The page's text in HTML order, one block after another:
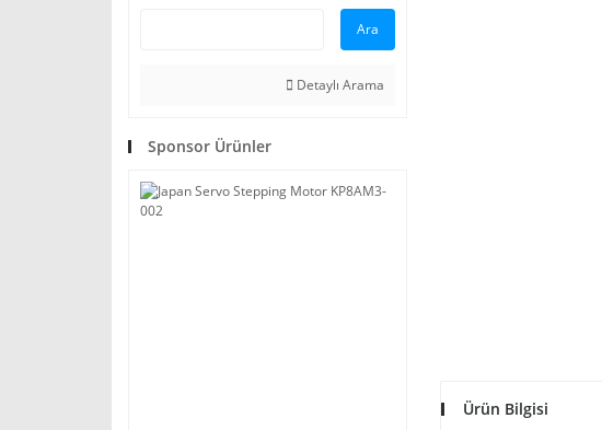
Ara
Detaylı Arama
Sponsor Ürünler
Ürün Bilgisi